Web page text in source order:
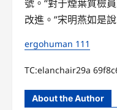
號。“對于煙葉質檢
改進。”宋明燕如是說
ergohuman 111
TC:elanchair29a
About the Author